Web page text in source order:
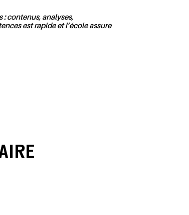
contenus, analyses,
est rapide et l’école assure